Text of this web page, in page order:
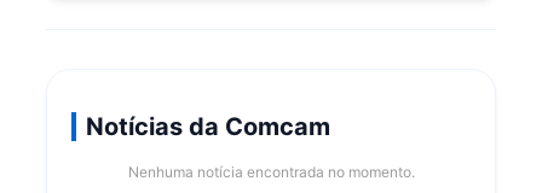
Notícias da Comcam
Nenhuma notícia encontrada no momento.